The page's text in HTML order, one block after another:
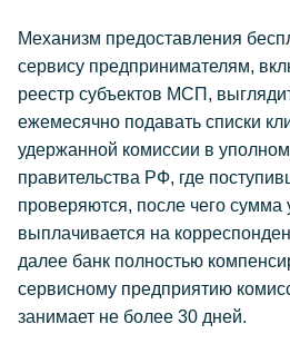
Механизм предоставления
сервису предпринимателям,
реестр субъектов МСП,
ежемесячно подавать списки
удержанной комиссии в
правительства РФ, где
проверяются, после чего сумма
выплачивается на
далее банк полностью
сервисному предприятию
занимает не более 30 дней.